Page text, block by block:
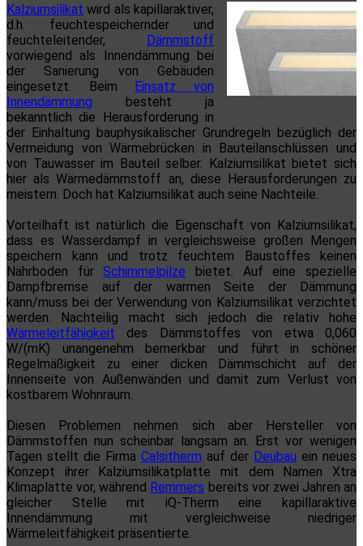
Kalziumsilikat wird als kapillaraktiver,
d.h. feuchtespeichernder und
feuchteleitender, Dämmstoff
vorwiegend als Innendämmung bei
der Sanierung von Gebäuden
eingesetzt. Beim Einsatz von
Innendämmung besteht ja
bekanntlich die Herausforderung in
der Einhaltung bauphysikalischer Grundregeln bezüglich der
Vermeidung von Wärmebrücken in Bauteilanschlüssen und
von Tauwasser im Bauteil selber. Kalziumsilikat bietet sich
hier als Wärmedämmstoff an, diese Herausforderungen zu
meistern. Doch hat Kalziumsilikat auch seine Nachteile.
Vorteilhaft ist natürlich die Eigenschaft von Kalziumsilikat,
dass es Wasserdampf in vergleichsweise großen Mengen
speichern kann und trotz feuchtem Baustoffes keinen
Nährboden fürSchimmelpilze bietet. Auf eine spezielle
Dampfbremse auf der warmen Seite der Dämmung
kann/muss bei der Verwendung von Kalziumsilikat verzichtet
werden. Nachteilig macht sich jedoch die relativ hohe
Wärmeleitfähigkeit des Dämmstoffes von etwa 0,060
W/(mK) unangenehm bemerkbar und führt in schöner
Regelmäßigkeit zu einer dicken Dämmschicht auf der
Innenseite von Außenwänden und damit zum Verlust von
kostbarem Wohnraum.
Diesen Problemen nehmen sich aber Hersteller von
Dämmstoffen nun scheinbar langsam an. Erst vor wenigen
Tagen stellt die Firma Calsitherm auf der Deubau ein neues
Konzept ihrer Kalziumsilikatplatte mit dem Namen Xtra
Klimaplatte vor, während Remmers bereits vor zwei Jahren an
gleicher Stelle mit iQ-Therm eine kapillaraktive
Innendämmung mit vergleichweise niedriger
Wärmeleitfähigkeit präsentierte.